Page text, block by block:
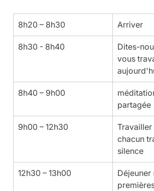
8h20 – 8h30 Arriver
8h30 - 8h40
Dites-
vous
8h40 – 9h00
partagée
9h00 – 12h30
Travailler
chacun
silence
12h30 – 13h00
Déjeuner